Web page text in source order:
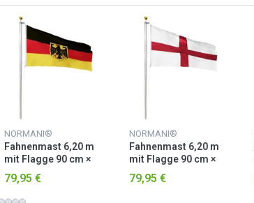
NORMANI®
Fahnenmast 6,20 m
mit Flagge 90 cm ×
150 cm Deutschland
mit Adler
79,95 €
NORMANI®
Fahnenmast 6,20 m
mit Flagge 90 cm ×
150 cm England
79,95 €